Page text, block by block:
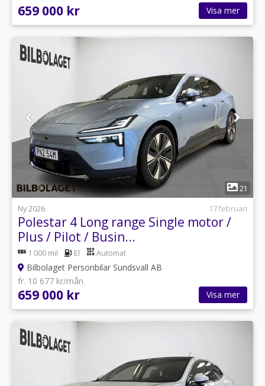
659 000 kr Visa mer
21
Ny 2026
17 februari
Polestar 4 Long range Single motor /
Plus / Pilot / Busin...
1 000 mil El Automat
Bilbolaget Personbilar Sundsvall AB
fr. 10 677 kr/mån
659 000 kr Visa mer